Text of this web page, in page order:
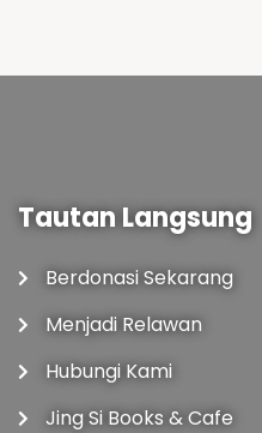
Tautan Langsung
Berdonasi Sekarang
Menjadi Relawan
Hubungi Kami
Jing Si Books & Cafe